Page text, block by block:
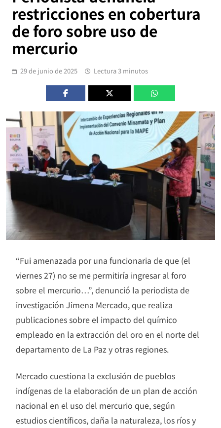
restricciones en cobertura
de foro sobre uso de
mercurio
29 de junio de 2025 Lectura 3 minutos
“Fui amenazada por una funcionaria de que (el
viernes 27) no se me permitiría ingresar al foro
sobre el mercurio…”, denunció la periodista de
investigación Jimena Mercado, que realiza
publicaciones sobre el impacto del químico
empleado en la extracción del oro en el norte del
departamento de La Paz y otras regiones.
Mercado cuestiona la exclusión de pueblos
indígenas de la elaboración de un plan de acción
nacional en el uso del mercurio que, según
estudios científicos, daña la naturaleza, los ríos y